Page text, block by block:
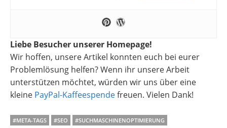
Liebe Besucher unserer Homepage!
Wir hoffen, unsere Artikel konnten euch bei eurer
Problemlösung helfen? Wenn ihr unsere Arbeit
unterstützen möchtet, würden wir uns über eine
kleine PayPal-Kaffeespendefreuen. Vielen Dank!
#META-TAGS #SEO #SUCHMASCHINENOPTIMIERUNG